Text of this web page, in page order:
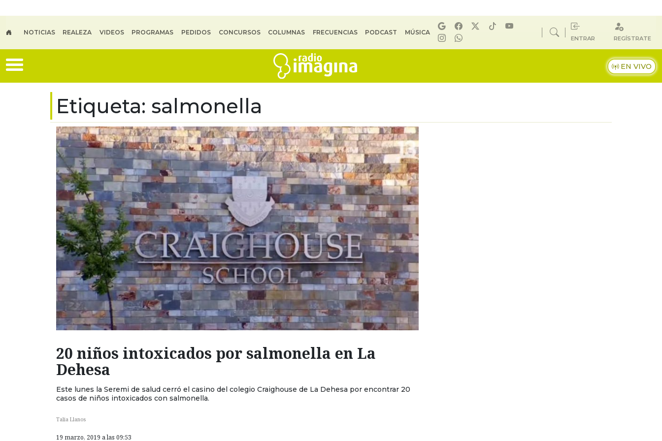
NOTICIAS REALEZA VIDEOS PROGRAMAS PEDIDOS CONCURSOS COLUMNAS FRECUENCIAS PODCAST MÚSICA
ENTRAR REGÍSTRATE
EN VIVO
Etiqueta: salmonella
20 niños intoxicados por salmonella en La
Dehesa
Este lunes la Seremi de salud cerró el casino del colegio Craighouse de La Dehesa por encontrar 20
casos de niños intoxicados con salmonella.
Talia Llanos
19 marzo, 2019 a las 09:53